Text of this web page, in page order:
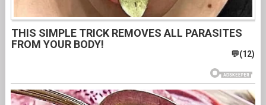
THIS SIMPLE TRICK REMOVES ALL PARASITES
FROM YOUR BODY!